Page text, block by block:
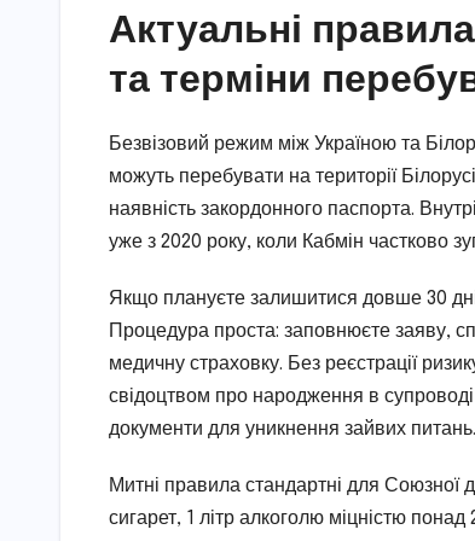
Актуальні
та терміни
Безвізовий режим між Україною та
можуть перебувати на території
наявність закордонного паспорта.
уже з 2020 року, коли Кабмін частково
Якщо плануєте залишитися довше 30
Процедура проста: заповнюєте заяву,
медичну страховку. Без реєстрації
свідоцтвом про народження в
документи для уникнення зайвих питань.
Митні правила стандартні для Союзної
сигарет, 1 літр алкоголю міцністю